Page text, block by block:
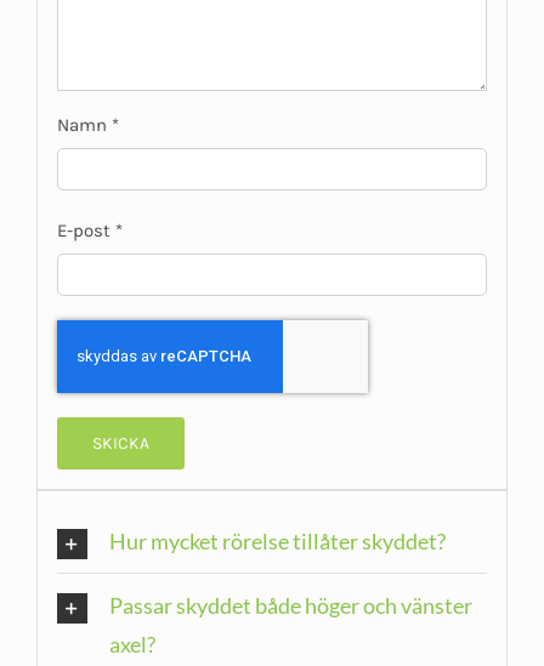
Namn *
E-post *
Hur mycket rörelse tillåter skyddet?
Passar skyddet både höger och vänster
axel?